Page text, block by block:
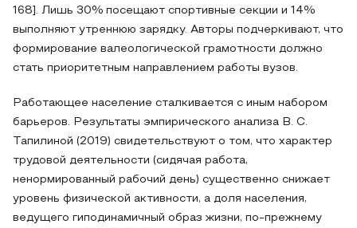
168]. Лишь 30% посещают спортивные секции и 14%
выполняют утреннюю зарядку. Авторы подчеркивают, что
формирование валеологической грамотности должно
стать приоритетным направлением работы вузов.
Работающее население сталкивается с иным набором
барьеров. Результаты эмпирического анализа В. С.
Тапилиной (2019) свидетельствуют о том, что характер
трудовой деятельности (сидячая работа,
ненормированный рабочий день) существенно снижает
уровень физической активности, а доля населения,
ведущего гиподинамичный образ жизни, по-прежнему